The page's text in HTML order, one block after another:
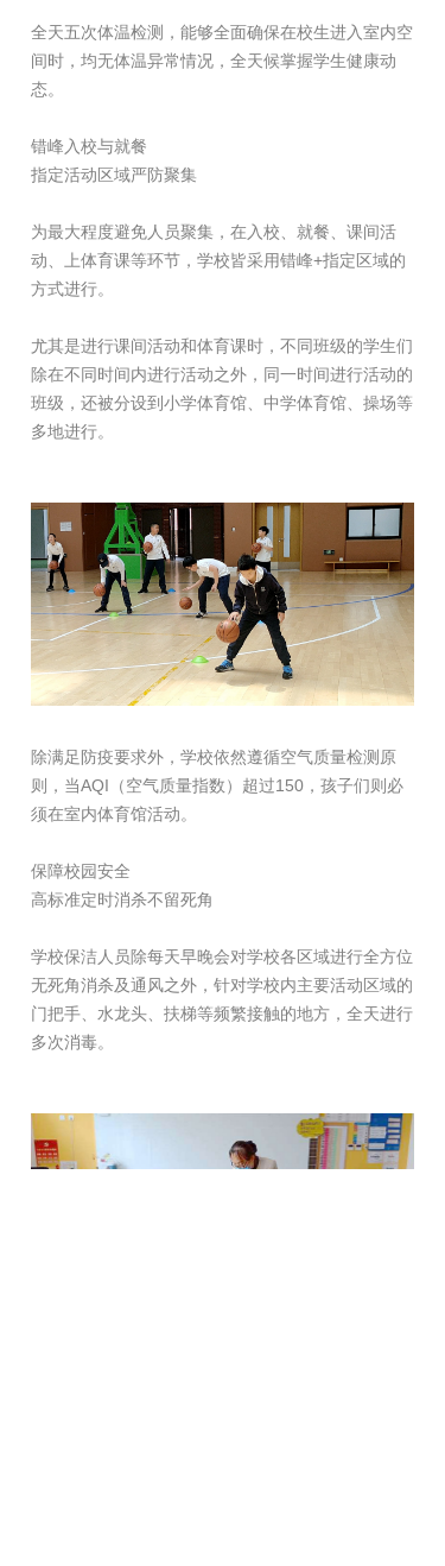
全天五次体温检测，能够全面确保在校生进入室内空
间时，均无体温异常情况，全天候掌握学生健康动
态。
错峰入校与就餐
指定活动区域严防聚集
为最大程度避免人员聚集，在入校、就餐、课间活
动、上体育课等环节，学校皆采用错峰+指定区域的
方式进行。
尤其是进行课间活动和体育课时，不同班级的学生们
除在不同时间内进行活动之外，同一时间进行活动的
班级，还被分设到小学体育馆、中学体育馆、操场等
多地进行。
除满足防疫要求外，学校依然遵循空气质量检测原
则，当AQI（空气质量指数）超过150，孩子们则必
须在室内体育馆活动。
保障校园安全
高标准定时消杀不留死角
学校保洁人员除每天早晚会对学校各区域进行全方位
无死角消杀及通风之外，针对学校内主要活动区域的
门把手、水龙头、扶梯等频繁接触的地方，全天进行
多次消毒。